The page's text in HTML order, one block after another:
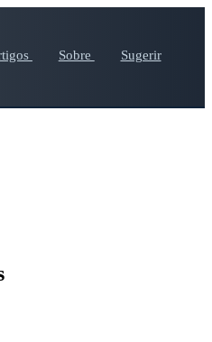
Sobre
Sugerir